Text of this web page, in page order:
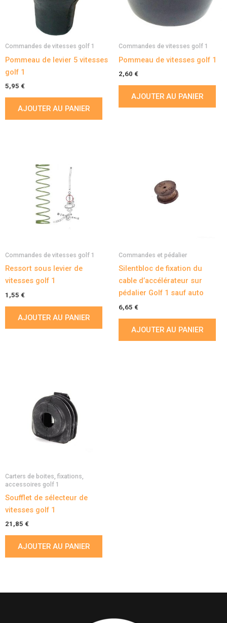
Commandes de vitesses golf 1
Pommeau de levier 5 vitesses
golf 1
5,95 €
AJOUTER AU PANIER
Commandes de vitesses golf 1
Pommeau de vitesses golf 1
2,60 €
AJOUTER AU PANIER
Commandes de vitesses golf 1
Ressort sous levier de
vitesses golf 1
1,55 €
AJOUTER AU PANIER
Commandes et pédalier
Silentbloc de fixation du
cable d’accélérateur sur
pédalier Golf 1 sauf auto
6,65 €
AJOUTER AU PANIER
Carters de boites, fixations,
accessoires golf 1
Soufflet de sélecteur de
vitesses golf 1
21,85 €
AJOUTER AU PANIER